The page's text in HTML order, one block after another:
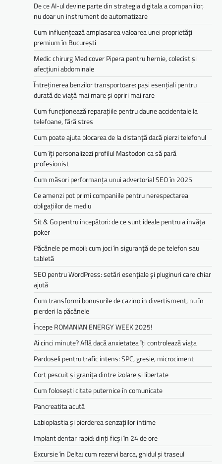
De ce AI-ul devine parte din strategia digitala a companiilor,
nu doar un instrument de automatizare
Cum influențează amplasarea valoarea unei proprietăți
premium în București
Medic chirurg Medicover Pipera pentru hernie, colecist și
afecțiuni abdominale
Întreținerea benzilor transportoare: pași esențiali pentru
durată de viață mai mare și opriri mai rare
Cum funcționează reparațiile pentru daune accidentale la
telefoane, fără stres
Cum poate ajuta blocarea de la distanță dacă pierzi telefonul
Cum îți personalizezi profilul Mastodon ca să pară
profesionist
Cum măsori performanța unui advertorial SEO în 2025
Ce amenzi pot primi companiile pentru nerespectarea
obligațiilor de mediu­­
Sit & Go pentru începători: de ce sunt ideale pentru a învăța
poker
Păcănele pe mobil: cum joci în siguranță de pe telefon sau
tabletă
SEO pentru WordPress: setări esențiale și pluginuri care chiar
ajută
Cum transformi bonusurile de cazino în divertisment, nu în
pierderi la păcănele
Începe ROMANIAN ENERGY WEEK 2025!
Ai cinci minute? Află dacă anxietatea îți controlează viața
Pardoseli pentru trafic intens: SPC, gresie, microciment
Cort pescuit și granița dintre izolare și libertate
Cum folosești citate puternice în comunicate
Pancreatita acută
Labioplastia și pierderea senzațiilor intime
Implant dentar rapid: dinți ficși în 24 de ore
Excursie în Delta: cum rezervi barca, ghidul și traseul